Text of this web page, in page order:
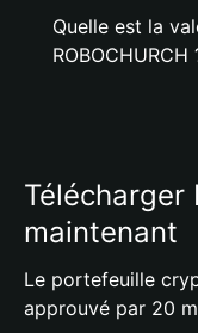
Quelle est la
ROBOCHURCH
Télécharger
maintenant
Le portefeuille
approuvé par 20